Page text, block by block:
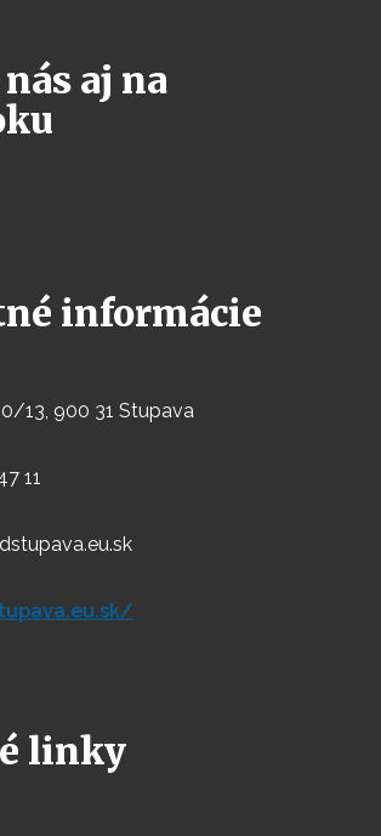
aj na
informácie
13, 900 31 Stupava
11
linky